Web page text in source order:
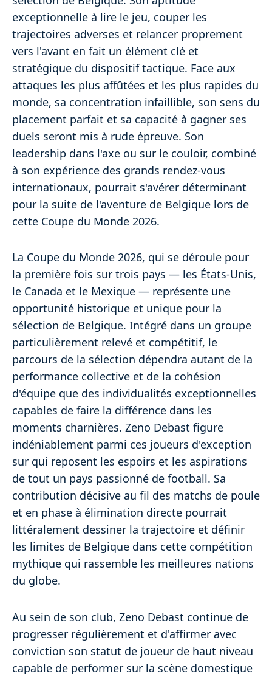
exceptionnelle à lire le jeu, couper les
trajectoires adverses et relancer proprement
vers l'avant en fait un élément clé et
stratégique du dispositif tactique. Face aux
attaques les plus affûtées et les plus rapides du
monde, sa concentration infaillible, son sens du
placement parfait et sa capacité à gagner ses
duels seront mis à rude épreuve. Son
leadership dans l'axe ou sur le couloir, combiné
à son expérience des grands rendez-vous
internationaux, pourrait s'avérer déterminant
pour la suite de l'aventure de Belgique lors de
cette Coupe du Monde 2026.
La Coupe du Monde 2026, qui se déroule pour
la première fois sur trois pays — les États-Unis,
le Canada et le Mexique — représente une
opportunité historique et unique pour la
sélection de Belgique. Intégré dans un groupe
particulièrement relevé et compétitif, le
parcours de la sélection dépendra autant de la
performance collective et de la cohésion
d'équipe que des individualités exceptionnelles
capables de faire la différence dans les
moments charnières. Zeno Debast figure
indéniablement parmi ces joueurs d'exception
sur qui reposent les espoirs et les aspirations
de tout un pays passionné de football. Sa
contribution décisive au fil des matchs de poule
et en phase à élimination directe pourrait
littéralement dessiner la trajectoire et définir
les limites de Belgique dans cette compétition
mythique qui rassemble les meilleures nations
du globe.
Au sein de son club, Zeno Debast continue de
progresser régulièrement et d'affirmer avec
conviction son statut de joueur de haut niveau
capable de performer sur la scène domestique